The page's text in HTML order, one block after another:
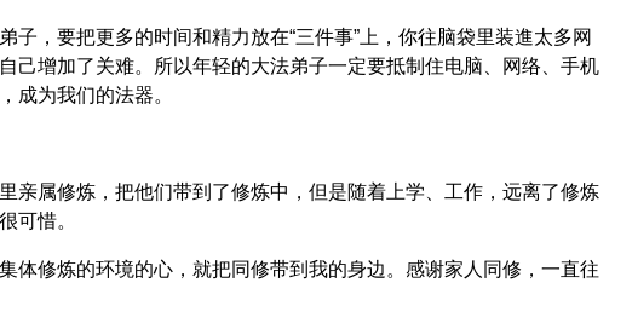
，要把更多的时间和精力放在“三件事”上，你往脑袋里装進太多网
己增加了关难。所以年轻的大法弟子一定要抵制住电脑、网络、手机
成为我们的法器。
亲属修炼，把他们带到了修炼中，但是随着上学、工作，远离了修炼
可惜。
体修炼的环境的心，就把同修带到我的身边。感谢家人同修，一直往